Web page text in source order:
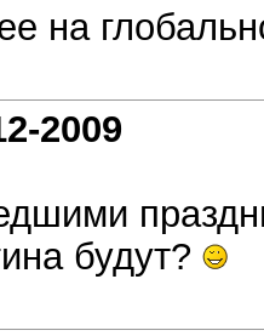
на
2009
будут?